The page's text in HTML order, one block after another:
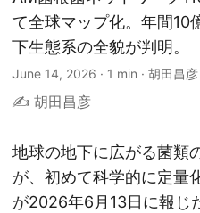
て全球マップ化。年間10
下生態系の全貌が判明。
June 14, 2026 · 1 min · 胡田昌彦
✍️ 胡田昌彦
地球の地下に広がる菌類
が、初めて科学的に定量
が2026年6月13日に報じ